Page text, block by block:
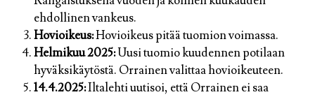
ehdollinen vankeus.
Hovioikeus:Hovioikeus pitää tuomion voimassa.
Helmikuu 2025:Uusi tuomio kuudennen potilaan
hyväksikäytöstä. Orrainen valittaa hovioikeuteen.
14.4.2025:Iltalehti uutisoi, että Orrainen ei saa